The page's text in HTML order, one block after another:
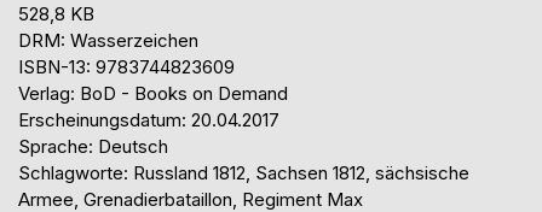
528,8 KB
DRM: Wasserzeichen
ISBN-13: 9783744823609
Verlag: BoD - Books on Demand
Erscheinungsdatum: 20.04.2017
Sprache: Deutsch
Schlagworte: Russland 1812, Sachsen 1812, sächsische
Armee, Grenadierbataillon, Regiment Max